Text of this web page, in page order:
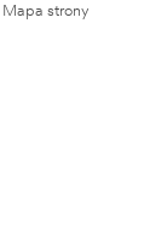
Mapa strony